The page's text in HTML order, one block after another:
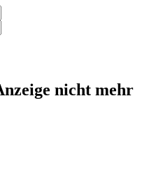
nicht mehr